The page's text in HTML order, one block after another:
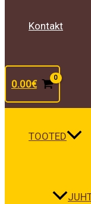
Kontakt
0.00€
TOOTED